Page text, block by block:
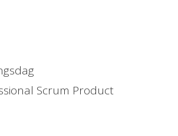
Scrum Product